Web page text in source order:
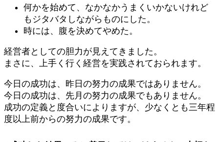
何かを始めて、なかなかうまくいかないけれど
もジタバタしながらものにした。
時には、腹を決めてやめた。
経営者としての胆力が見えてきました。
まさに、上手く行く経営を実践されておられます。
今日の成功は、昨日の努力の成果ではありません。
今日の成功は、先月の努力の成果でもありません。
成功の定義と度合いによりますが、少なくとも三年程
度以上前からの努力の成果です。